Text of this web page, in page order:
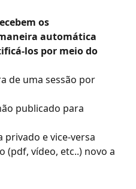
os
automática
los por meio do
de uma sessão por
publicado para
e vice-versa
(pdf, vídeo, etc..) novo a